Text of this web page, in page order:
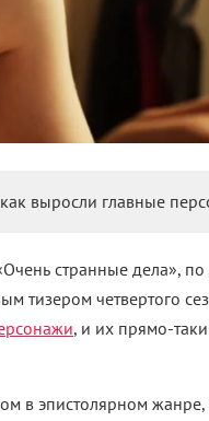
выросли главные
странные дела»,
тизером четвертого
, и их прямо-
в эпистолярном